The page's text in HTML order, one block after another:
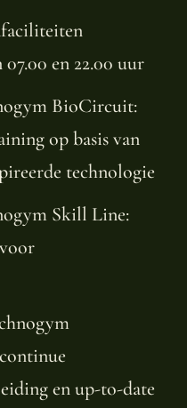
en 22.00 uur
BioCircuit:
op basis van
technologie
Skill Line:
en up-to-date